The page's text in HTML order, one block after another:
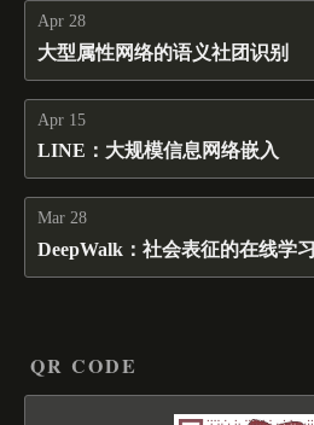
Apr 28
大型属性网络的语义社团识别
Apr 15
LINE：大规模信息网络嵌入
Mar 28
DeepWalk：社会表征的在线学习
QR CODE